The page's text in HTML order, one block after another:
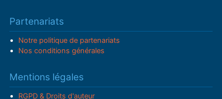
Partenariats
Notre politique de partenariats
Nos conditions générales
Mentions légales
RGPD & Droits d'auteur